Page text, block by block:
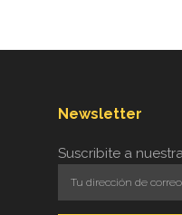
Newsletter
Suscribite a